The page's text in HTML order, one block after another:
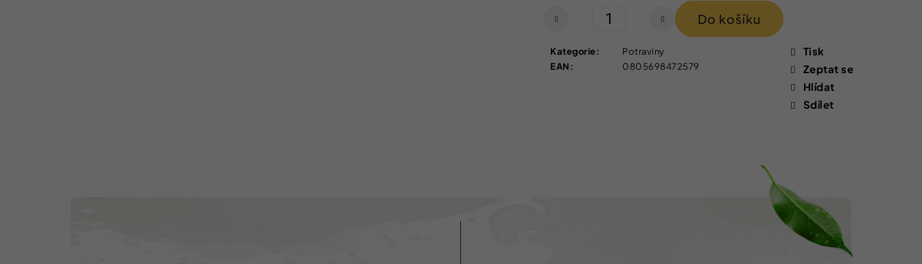
Do košíku
Kategorie:
Potraviny
EAN: 0805698472579
Tisk
Zeptat se
Hlídat
Sdílet